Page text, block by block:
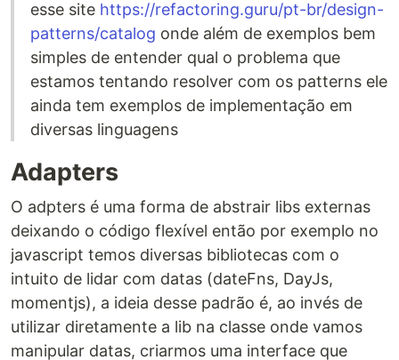
esse site https://refactoring.guru/pt-br/design-
patterns/catalog onde além de exemplos bem
simples de entender qual o problema que
estamos tentando resolver com os patterns ele
ainda tem exemplos de implementação em
diversas linguagens
Adapters
O adpters é uma forma de abstrair libs externas
deixando o código flexível então por exemplo no
javascript temos diversas bibliotecas com o
intuito de lidar com datas (dateFns, DayJs,
momentjs), a ideia desse padrão é, ao invés de
utilizar diretamente a lib na classe onde vamos
manipular datas, criarmos uma interface que